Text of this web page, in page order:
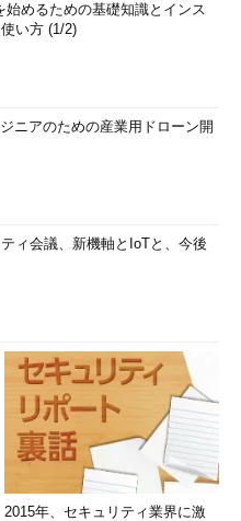
始めるための基礎知識とインス
い方 (1/2)
ニアのための産業用ドローン開
ィ会議、新機軸とIoTと、今後
2015年、セキュリティ業界に激